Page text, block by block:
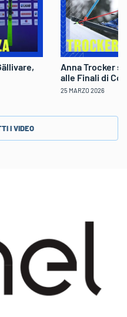
Anna Trocker
alle Finali di
25 MARZO 2026
I VIDEO